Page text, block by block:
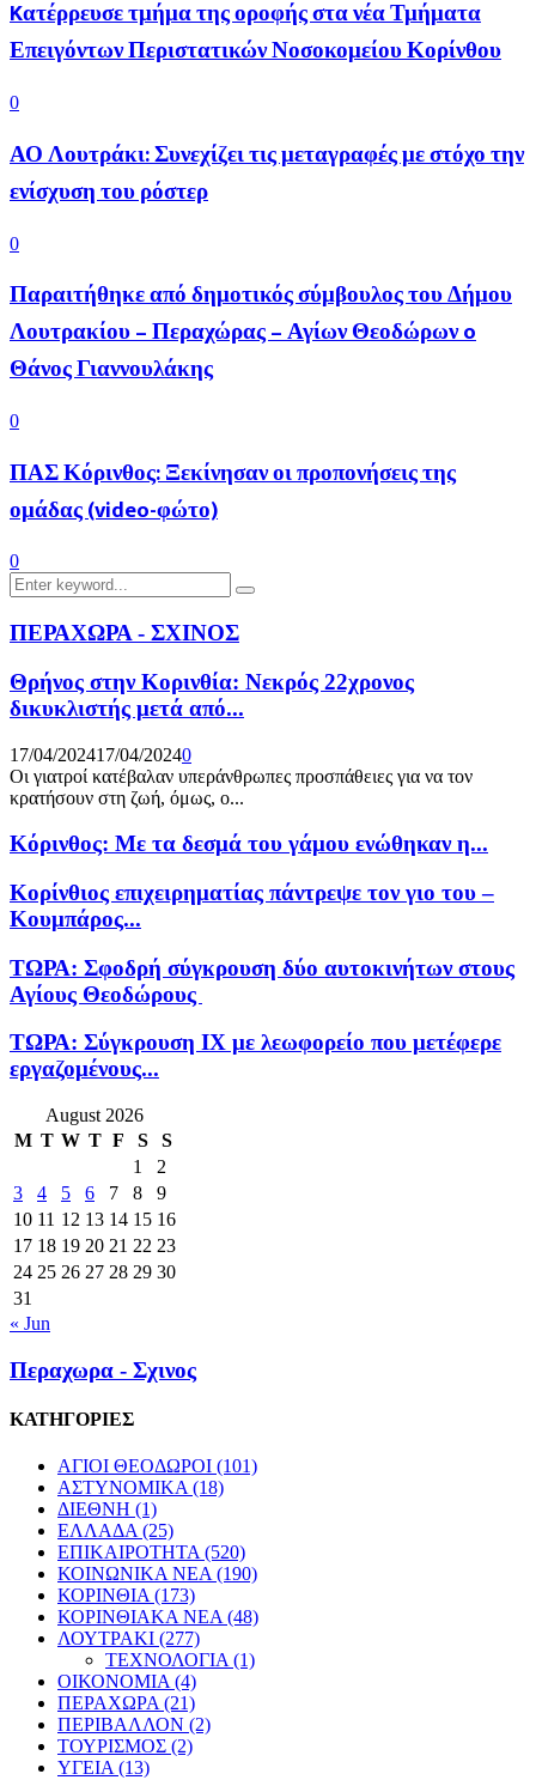
Kατέρρευσε τμήμα της οροφής στα νέα Τμήματα
Επειγόντων Περιστατικών Νοσοκομείου Κορίνθου
0
ΑΟ Λουτράκι: Συνεχίζει τις μεταγραφές με στόχο την
ενίσχυση του ρόστερ
0
Παραιτήθηκε από δημοτικός σύμβουλος του Δήμου
Λουτρακίου – Περαχώρας – Αγίων Θεοδώρων o
Θάνος Γιαννουλάκης
0
ΠΑΣ Κόρινθος: Ξεκίνησαν οι προπονήσεις της
ομάδας (video-φώτο)
0
Search
for:
Search
ΠΕΡΑΧΩΡΑ - ΣΧΙΝΟΣ
Θρήνος στην Κορινθία: Νεκρός 22χρονος
δικυκλιστής μετά από...
17/04/202417/04/20240
Οι γιατροί κατέβαλαν υπεράνθρωπες προσπάθειες για να τον
κρατήσουν στη ζωή, όμως, ο...
Κόρινθος: Με τα δεσμά του γάμου ενώθηκαν η...
Κορίνθιος επιχειρηματίας πάντρεψε τον γιο του –
Κουμπάρος...
ΤΩΡΑ: Σφοδρή σύγκρουση δύο αυτοκινήτων στους
Αγίους Θεοδώρους
ΤΩΡΑ: Σύγκρουση ΙΧ με λεωφορείο που μετέφερε
εργαζομένους...
August 2026
M T W T F S
S
1
2
3
4 5 6 7 8
9
10 11 12 13 14 15 16
17 18 19 20 21 22 23
24 25 26 27 28 29 30
31
« Jun
Περαχωρα - Σχινος
ΚΑΤΗΓΟΡΙΕΣ
ΑΓΙΟΙ ΘΕΟΔΩΡΟΙ (101)
ΑΣΤΥΝΟΜΙΚΑ(18)
ΔΙΕΘΝΗ (1)
ΕΛΛΑΔΑ(25)
ΕΠΙΚΑΙΡΟΤΗΤΑ(520)
ΚΟΙΝΩΝΙΚΑ ΝΕΑ(190)
ΚΟΡΙΝΘΙΑ(173)
ΚΟΡΙΝΘΙΑΚΑ ΝΕΑ(48)
ΛΟΥΤΡΑΚΙ (277)
ΤΕΧΝΟΛΟΓΙΑ(1)
ΟΙΚΟΝΟΜΙΑ(4)
ΠΕΡΑΧΩΡΑ(21)
ΠΕΡΙΒΑΛΛΟΝ (2)
ΤΟΥΡΙΣΜΟΣ (2)
ΥΓΕΙΑ(13)